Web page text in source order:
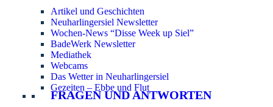
Artikel und Geschichten
Neuharlingersiel Newsletter
Wochen-News “Disse Week up Siel”
BadeWerk Newsletter
Mediathek
Webcams
Das Wetter in Neuharlingersiel
Gezeiten – Ebbe und Flut
FRAGEN UND ANTWORTEN